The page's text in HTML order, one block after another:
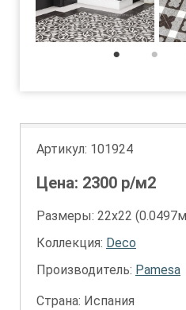
Артикул: 101924
Цена: 2300 р/м2
Размеры: 22х22
Коллекция: Deco
Производитель: Pamesa
Страна: Испания